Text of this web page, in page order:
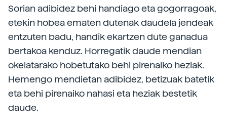
Sorian adibidez behi handiago eta gogorragoak,
etekin hobea ematen dutenak daudela jendeak
entzuten badu, handik ekartzen dute ganadua
bertakoa kenduz. Horregatik daude mendian
okelatarako hobetutako behi pirenaiko heziak.
Hemengo mendietan adibidez, betizuak batetik
eta behi pirenaiko nahasi eta heziak bestetik
daude.